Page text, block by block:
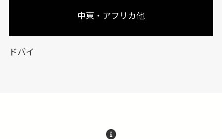
中東・アフリカ他
ドバイ